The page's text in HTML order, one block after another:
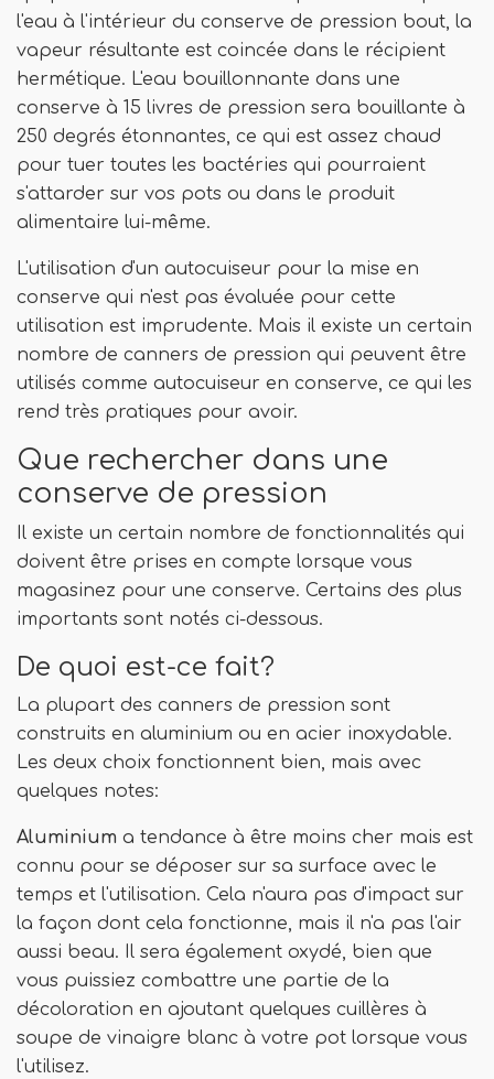
l'eau à l'intérieur du conserve de pression bout, la
vapeur résultante est coincée dans le récipient
hermétique. L'eau bouillonnante dans une
conserve à 15 livres de pression sera bouillante à
250 degrés étonnantes, ce qui est assez chaud
pour tuer toutes les bactéries qui pourraient
s'attarder sur vos pots ou dans le produit
alimentaire lui-même.
L'utilisation d'un autocuiseur pour la mise en
conserve qui n'est pas évaluée pour cette
utilisation est imprudente. Mais il existe un certain
nombre de canners de pression qui peuvent être
utilisés comme autocuiseur en conserve, ce qui les
rend très pratiques pour avoir.
Que rechercher dans une
conserve de pression
Il existe un certain nombre de fonctionnalités qui
doivent être prises en compte lorsque vous
magasinez pour une conserve. Certains des plus
importants sont notés ci-dessous.
De quoi est-ce fait?
La plupart des canners de pression sont
construits en aluminium ou en acier inoxydable.
Les deux choix fonctionnent bien, mais avec
quelques notes:
Aluminium a tendance à être moins cher mais est
connu pour se déposer sur sa surface avec le
temps et l'utilisation. Cela n'aura pas d'impact sur
la façon dont cela fonctionne, mais il n'a pas l'air
aussi beau. Il sera également oxydé, bien que
vous puissiez combattre une partie de la
décoloration en ajoutant quelques cuillères à
soupe de vinaigre blanc à votre pot lorsque vous
l'utilisez.